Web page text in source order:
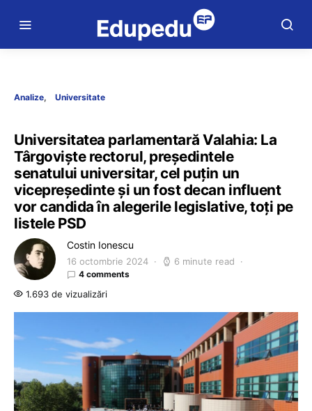
Analize Universitate
Universitatea parlamentară Valahia: La
Târgoviște rectorul, președintele
senatului universitar, cel puțin un
vicepreședinte și un fost decan influent
vor candida în alegerile legislative, toți pe
listele PSD
Costin Ionescu
16 octombrie 2024 6 minute read
4 comments
1.693 de vizualizări